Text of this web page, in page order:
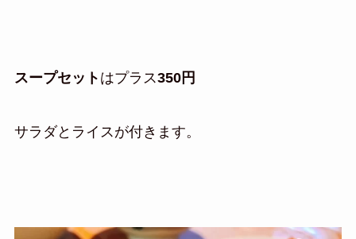
スープセット はプラス350円
サラダとライスが付きます。